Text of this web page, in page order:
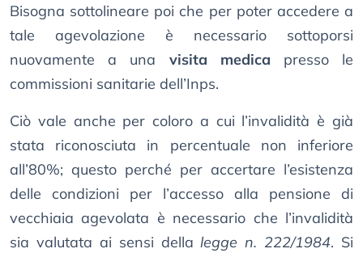
Bisogna sottolineare poi che per poter accedere a
tale agevolazione è necessario sottoporsi
nuovamente a una visita medica presso le
commissioni sanitarie dell’Inps.
Ciò vale anche per coloro a cui l’invalidità è già
stata riconosciuta in percentuale non inferiore
all’80%; questo perché per accertare l’esistenza
delle condizioni per l’accesso alla pensione di
vecchiaia agevolata è necessario che l’invalidità
sia valutata ai sensi dellalegge n. 222/1984. Si